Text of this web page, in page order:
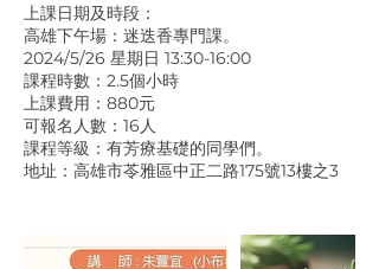
上課日期及時段：
高雄下午場：迷迭香專門課。
2024/5/26 星期日 13:30-16:00
課程時數：2.5個小時
上課費用：880元
可報名人數：16人
課程等級：有芳療基礎的同學們。